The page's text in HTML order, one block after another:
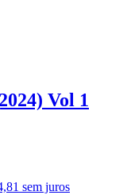
Vol 1
sem juros